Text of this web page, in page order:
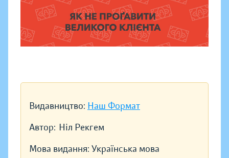
Видавництво: Наш Формат
Автор: Ніл Рекгем
Мова видання: Українська мова